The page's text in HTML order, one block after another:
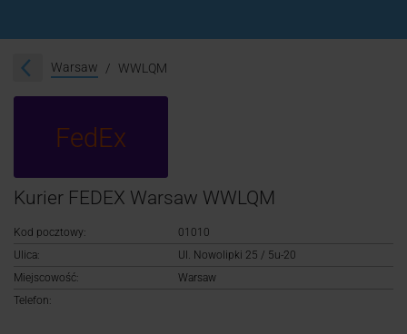
Śledzenie przesyłki
Logowanie
Warsaw WWLQM
FedEx
Kurier FEDEX Warsaw WWLQM
Kod pocztowy:
01010
Ulica:
Ul. Nowolipki 25 / 5u-20
Miejscowość:
Warsaw
Telefon: